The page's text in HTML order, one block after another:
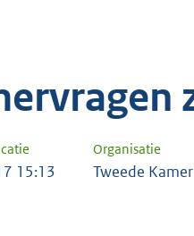
Organisatie
15:13 Tweede